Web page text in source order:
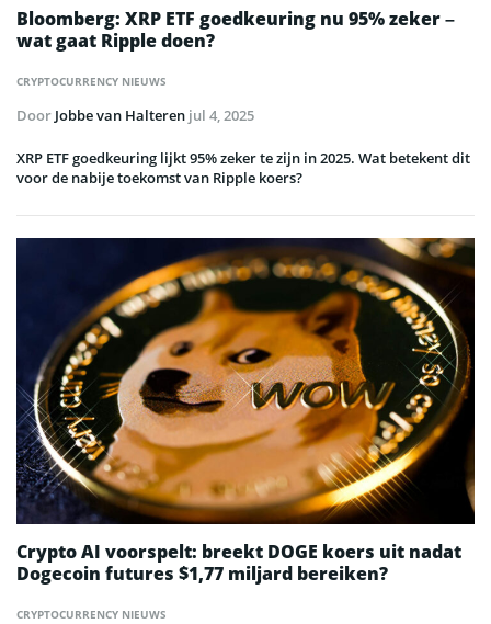
CRYPTOCURRENCY NIEUWS
Bloomberg: XRP ETF goedkeuring nu 95% zeker –
wat gaat Ripple doen?
Door Jobbe van Halteren jul 4, 2025
XRP ETF goedkeuring lijkt 95% zeker te zijn in 2025. Wat betekent dit
voor de nabije toekomst van Ripple koers?
CRYPTOCURRENCY NIEUWS
Crypto AI voorspelt: breekt DOGE koers uit nadat
Dogecoin futures $1,77 miljard bereiken?